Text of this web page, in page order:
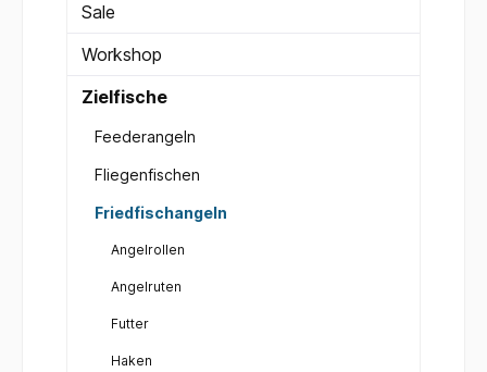
Sale
Workshop
Zielfische
Feederangeln
Fliegenfischen
Friedfischangeln
Angelrollen
Angelruten
Futter
Haken